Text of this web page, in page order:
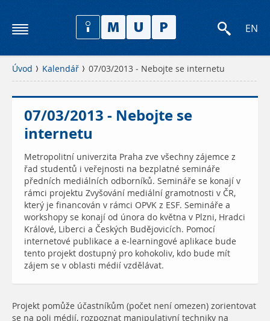
EN
Úvod Kalendář 07/03/2013 - Nebojte se internetu
07/03/2013 - Nebojte se
internetu
Metropolitní univerzita Praha zve všechny zájemce z
řad studentů i veřejnosti na bezplatné semináře
předních mediálních odborníků. Semináře se konají v
rámci projektu Zvyšování mediální gramotnosti v ČR,
který je financován v rámci OPVK z ESF. Semináře a
workshopy se konají od února do května v Plzni, Hradci
Králové, Liberci a Českých Budějovicích. Pomocí
internetové publikace a e-learningové aplikace bude
tento projekt dostupný pro kohokoliv, kdo bude mít
zájem se v oblasti médií vzdělávat.
Projekt pomůže účastníkům (počet není omezen) zorientovat
se na poli médií, rozpoznat manipulativní techniky na